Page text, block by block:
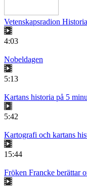
Vetenskapsradion
4:03
Nobeldagen
5:13
Kartans historia på 5
5:42
Kartografi och kartans
15:44
Fröken Francke berättar